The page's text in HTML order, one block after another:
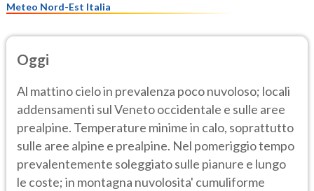
Meteo Nord-Est Italia
Oggi
Al mattino cielo in prevalenza poco nuvoloso; locali
addensamenti sul Veneto occidentale e sulle aree
prealpine. Temperature minime in calo, soprattutto
sulle aree alpine e prealpine. Nel pomeriggio tempo
prevalentemente soleggiato sulle pianure e lungo
le coste; in montagna nuvolosita' cumuliforme